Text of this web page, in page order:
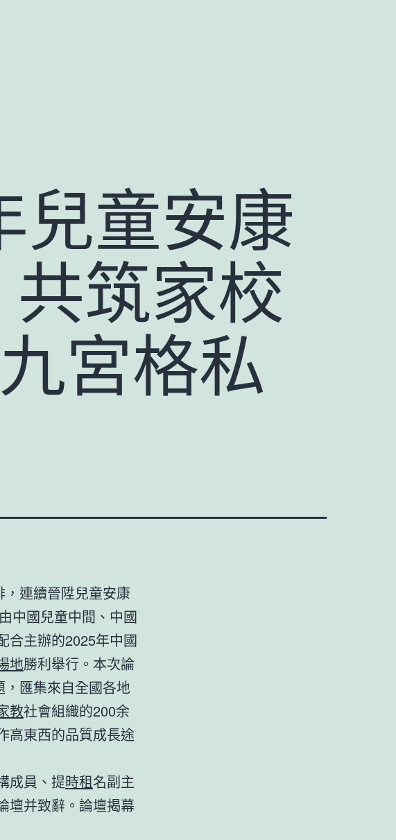
兒童安康
筑家校
宮格私
，連續晉陞兒童安康
中國兒童中間、中國
合主辦的2025年中國
地勝利舉行。本次論
，匯集來自全國各地
教社會組織的200余
高東西的品質成長途
成員、提時租名副主
壇并致辭。論壇揭幕